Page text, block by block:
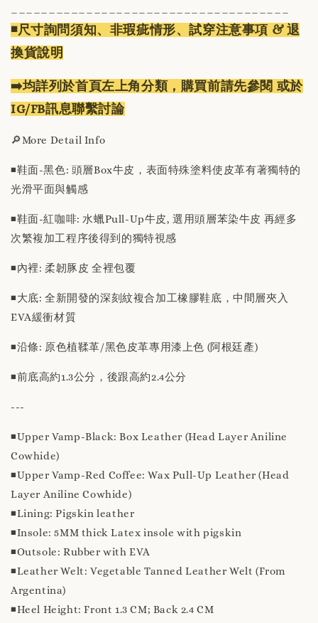
◾️尺寸詢問須知、非瑕疵情形、試穿注意事項 & 退
換貨說明
➡️均詳列於首頁左上角分類，購買前請先參閱 或於
IG/FB訊息聯繫討論
🔎More Detail Info
◾️鞋面-黑色: 頭層Box牛皮，表面特殊塗料使皮革有著獨特的
光滑平面與觸感
◾️鞋面-紅咖啡: 水蠟Pull-Up牛皮, 選用頭層苯染牛皮 再經多
次繁複加工程序後得到的獨特視感
◾️內裡: 柔韌豚皮 全裡包覆
◾️大底: 全新開發的深刻紋複合加工橡膠鞋底，中間層夾入
EVA緩衝材質
◾️沿條: 原色植鞣革/黑色皮革專用漆上色 (阿根廷產)
◾️前底高約1.3公分，後跟高約2.4公分
---
◾️Upper Vamp-Black: Box Leather (Head Layer Aniline
Cowhide)
◾️Upper Vamp-Red Coffee: Wax Pull-Up Leather (Head
Layer Aniline Cowhide)
◾️Lining: Pigskin leather
◾️Insole: 5MM thick Latex insole with pigskin
◾️Outsole: Rubber with EVA
◾️Leather Welt: Vegetable Tanned Leather Welt (From
Argentina)
◾️Heel Height: Front 1.3 CM; Back 2.4 CM